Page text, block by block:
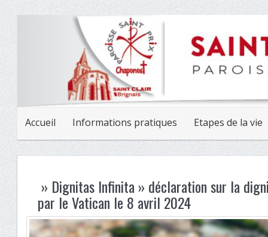
Accueil Informations pratiques Etapes de la vie
» Dignitas Infinita » déclaration sur la
par le Vatican le 8 avril 2024